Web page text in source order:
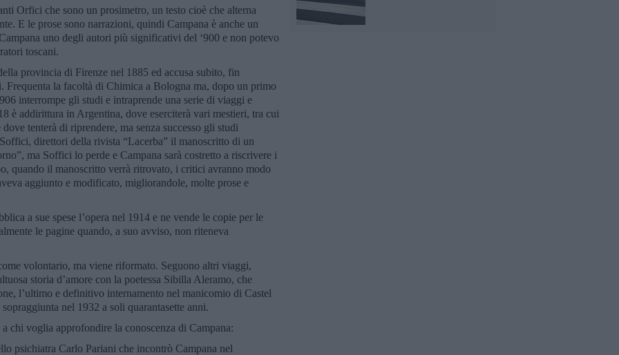
Orfici che sono un prosimetro, un testo cioè che alterna
E le prose sono narrazioni, quindi Campana è anche un
uno degli autori più significativi del ‘900 e non potevo
toscani.
provincia di Firenze nel 1885 ed accusa subito, fin
Frequenta la facoltà di Chimica a Bologna ma, dopo un primo
interrompe gli studi e intraprende una serie di viaggi e
è addirittura in Argentina, dove eserciterà vari mestieri, tra cui
tenterà di riprendere, ma senza successo gli studi
direttori della rivista “Lacerba” il manoscritto di un
ma Soffici lo perde e Campana sarà costretto a riscrivere i
quando il manoscritto verrà ritrovato, i critici avranno modo
aggiunto e modificato, migliorandole, molte prose e
a sue spese l’opera nel 1914 e ne vende le copie per le
le pagine quando, a suo avviso, non riteneva
volontario, ma viene riformato. Seguono altri viaggi,
storia d’amore con la poetessa Sibilla Aleramo, che
l’ultimo e definitivo internamento nel manicomio di Castel
nel 1932 a soli quarantasette anni.
chi voglia approfondire la conoscenza di Campana:
psichiatra Carlo Pariani che incontrò Campana nel